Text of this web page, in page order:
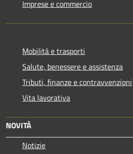
Imprese e commercio
Mobilità e trasporti
Salute, benessere e assistenza
Tributi, finanze e contravvenzioni
Vita lavorativa
NOVITÀ
Notizie